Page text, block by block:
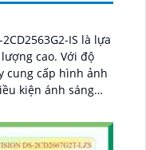
IS là lựa
cao. Với độ
cung cấp hình ảnh
kiện ánh sáng